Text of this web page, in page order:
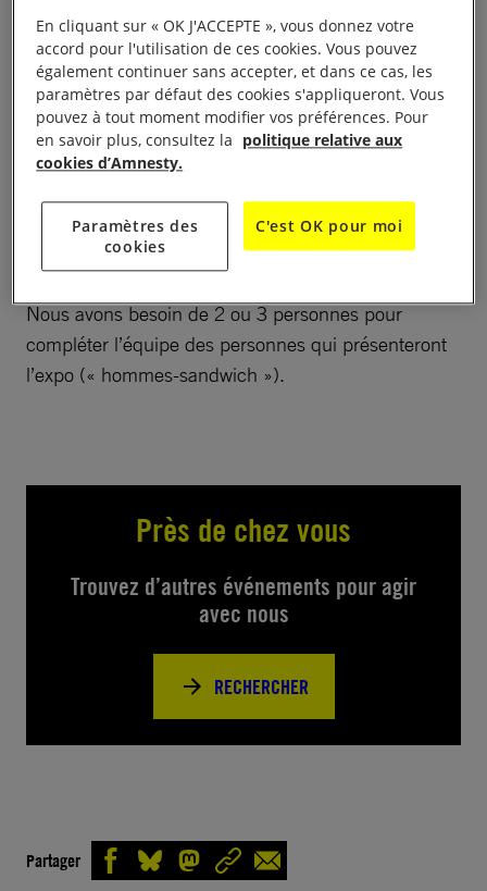
de 10h à 12h30. venez nombreux montrer votre
adhésion à l’abolition de la peine de mort dans le
monde.
L’après-midi : présentation de l’exposition pour
l’abolition de la peine de mort sous forme
d’hommes-sandwiche constituant un cercle de
silence d’abord place du peuple à 14h puis place de
l’hôtel de ville puis place Jean Jaures.
Nous avons besoin de 2 ou 3 personnes pour
compléter l’équipe des personnes qui présenteront
l’expo (« hommes-sandwich »).
Près de chez vous
Trouvez d’autres événements pour agir
avec nous
RECHERCHER
Partager
En cliquant sur « OK J'ACCEPTE », vous donnez votre
accord pour l'utilisation de ces cookies. Vous pouvez
également continuer sans accepter, et dans ce cas, les
paramètres par défaut des cookies s'appliqueront. Vous
pouvez à tout moment modifier vos préférences. Pour
en savoir plus, consultez la politique relative aux
cookies d’Amnesty.
Paramètres des
cookies
C'est OK pour moi